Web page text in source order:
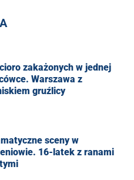
zakażonych w jednej
Warszawa z
gruźlicy
sceny w
16-latek z ranami